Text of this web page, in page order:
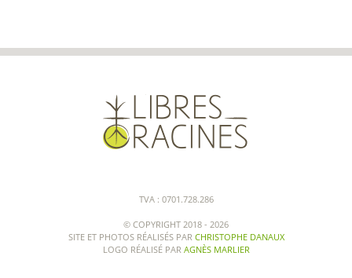
TVA : 0701.728.286
© COPYRIGHT 2018 - 2026
SITE ET PHOTOS RÉALISÉS PAR CHRISTOPHE DANAUX
LOGO RÉALISÉ PAR AGNÈS MARLIER